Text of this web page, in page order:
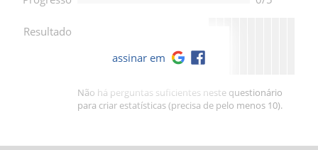
Resultado --
Não há perguntas suficientes neste questionário
para criar estatísticas (precisa de pelo menos 10).
assinar em